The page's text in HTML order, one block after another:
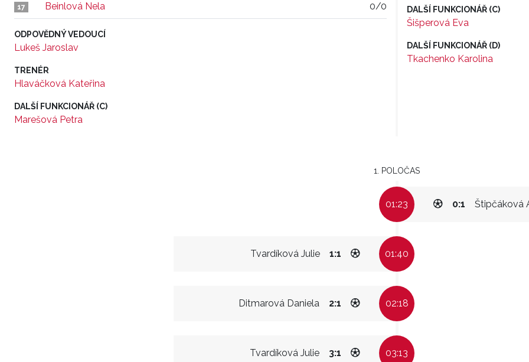
17 Beinlová Nela 0/0
ODPOVĚDNÝ VEDOUCÍ
Lukeš Jaroslav
TRENÉR
Hlaváčková Kateřina
DALŠÍ FUNKCIONÁŘ (C)
Marešová Petra
DALŠÍ FUNKCIONÁŘ (C)
Šišperová Eva
DALŠÍ FUNKCIONÁŘ (D)
Tkachenko Karolina
1. POLOČAS
01:23 Štipčáková
0:1
Tvardíková Julie 1:1 01:40
Ditmarová Daniela 2:1 02:18
Tvardíková Julie 3:1 03:13